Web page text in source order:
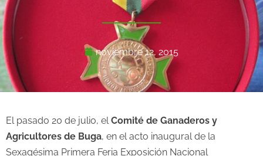
noviembre 12, 2015
El pasado 20 de julio, elComité de Ganaderos y
Agricultores de Buga, en el acto inaugural de la
Sexagésima Primera Feria Exposición Nacional